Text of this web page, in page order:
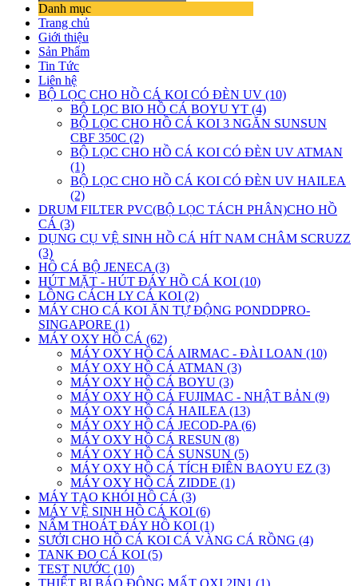
Danh mục
Trang chủ
Giới thiệu
Sản Phẩm
Tin Tức
Liên hệ
BỘ LỌC CHO HỒ CÁ KOI CÓ ĐÈN UV (10)
BỘ LỌC BIO HỒ CÁ BOYU YT (4)
BỘ LỌC CHO HỒ CÁ KOI 3 NGĂN SUNSUN
CBF 350C (2)
BỘ LỌC CHO HỒ CÁ KOI CÓ ĐÈN UV ATMAN
(1)
BỘ LỌC CHO HỒ CÁ KOI CÓ ĐÈN UV HAILEA
(2)
DRUM FILTER PVC(BỘ LỌC TÁCH PHÂN)CHO HỒ
CÁ (3)
DỤNG CỤ VỆ SINH HỒ CÁ HÍT NAM CHÂM SCRUZZ
(3)
HỒ CÁ BỘ JENECA (3)
HÚT MẶT - HÚT ĐÁY HỒ CÁ KOI (10)
LỒNG CÁCH LY CÁ KOI (2)
MÁY CHO CÁ KOI ĂN TỰ ĐỘNG PONDDPRO-
SINGAPORE (1)
MÁY OXY HỒ CÁ (62)
MÁY OXY HỒ CÁ AIRMAC - ĐÀI LOAN (10)
MÁY OXY HỒ CÁ ATMAN (3)
MÁY OXY HỒ CÁ BOYU (3)
MÁY OXY HỒ CÁ FUJIMAC - NHẬT BẢN (9)
MÁY OXY HỒ CÁ HAILEA (13)
MÁY OXY HỒ CÁ JECOD-PA (6)
MÁY OXY HỒ CÁ RESUN (8)
MÁY OXY HỒ CÁ SUNSUN (5)
MÁY OXY HỒ CÁ TÍCH ĐIÊN BAOYU EZ (3)
MÁY OXY HỒ CÁ ZIDDE (1)
MÁY TẠO KHÓI HỒ CÁ (3)
MÁY VỆ SINH HỒ CÁ KOI (6)
NẤM THOÁT ĐÁY HỒ KOI (1)
SƯỞI CHO HỒ CÁ KOI CÁ VÀNG CÁ RỒNG (4)
TANK ĐO CÁ KOI (5)
TEST NƯỚC (10)
THIẾT BỊ BÁO ĐỘNG MẤT OXI 2IN1 (1)